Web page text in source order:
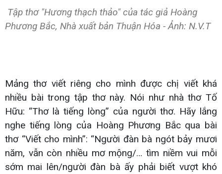
Tập thơ "Hương thạch thảo" của tác giả Hoàng
Phương Bắc, Nhà xuất bản Thuận Hóa - Ảnh: N.V.T
Mảng thơ viết riêng cho mình được chị viết khá
nhiều bài trong tập thơ này. Nói như nhà thơ Tố
Hữu: “Thơ là tiếng lòng” của người thơ. Hãy lắng
nghe tiếng lòng của Hoàng Phương Bắc qua bài
thơ “Viết cho mình”: “Người đàn bà ngót bảy mươi
năm, vẫn còn nhiều mơ mộng/… tìm niềm vui mỗi
sớm mai lên/người đàn bà ấy phải biết vượt khó